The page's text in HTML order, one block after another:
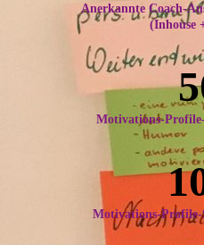
Anerkannte
(Inhouse
Motivations-
Motivations-Profile-